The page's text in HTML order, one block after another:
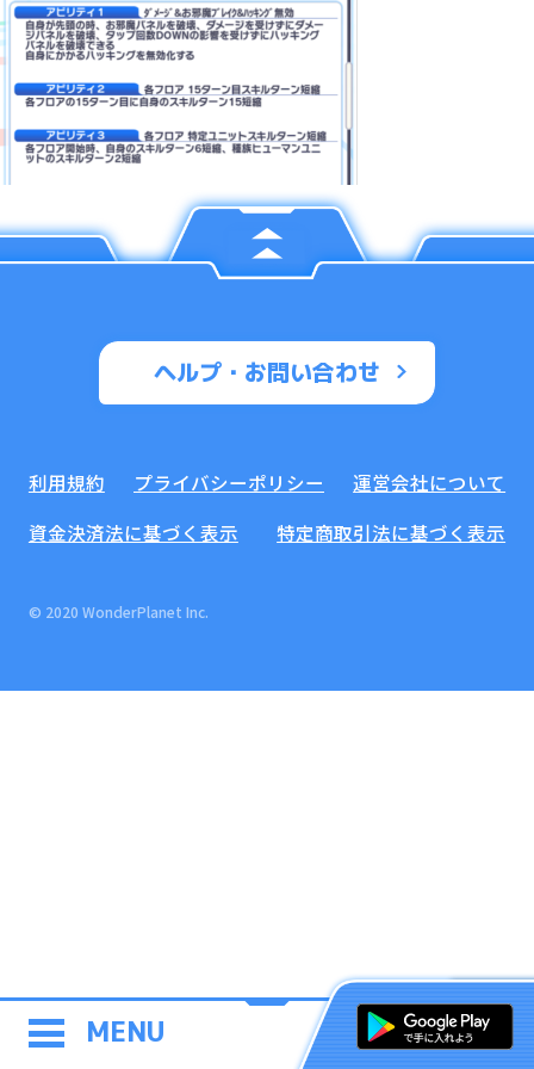
MENU
ヘルプ・お問い合わせ
利用規約 プライバシーポリシー
運営会社について
資金決済法に基づく表示
特定商取引法に基づく表示
© 2020 WonderPlanet Inc.